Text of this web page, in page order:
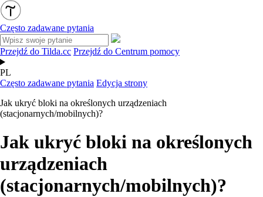
Często zadawane pytania
Przejdź do Tilda.cc Przejdź do Centrum pomocy
PL
Często zadawane pytania Edycja strony
Jak ukryć bloki na określonych urządzeniach
(stacjonarnych/mobilnych)?
Jak ukryć bloki na określonych
urządzeniach
(stacjonarnych/mobilnych)?